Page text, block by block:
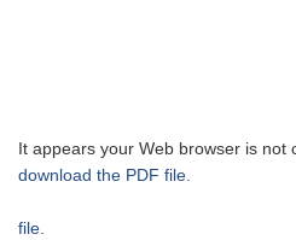
It appears your Web browser is not
download the PDF file.
file.